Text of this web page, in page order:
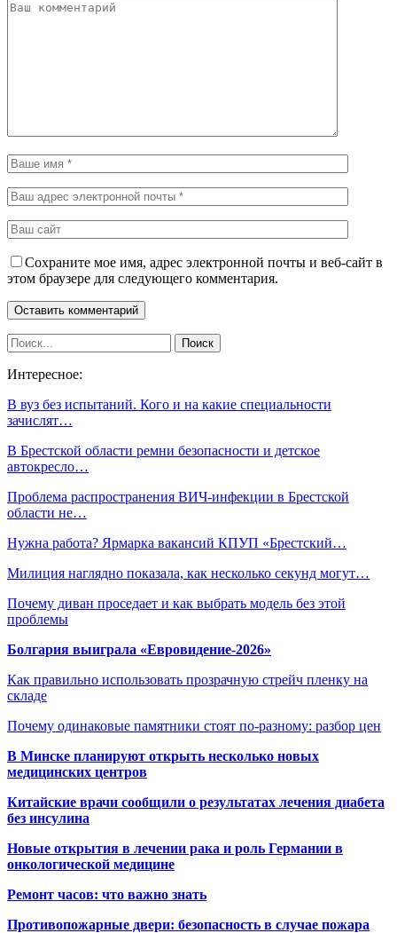
Сохраните мое имя, адрес электронной почты и веб-сайт в
этом браузере для следующего комментария.
Интересное:
В вуз без испытаний. Кого и на какие специальности
зачислят…
В Брестской области ремни безопасности и детское
автокресло…
Проблема распространения ВИЧ-инфекции в Брестской
области не…
Нужна работа? Ярмарка вакансий КПУП «Брестский…
Милиция наглядно показала, как несколько секунд могут…
Почему диван проседает и как выбрать модель без этой
проблемы
Болгария выиграла «Евровидение-2026»
Как правильно использовать прозрачную стрейч пленку на
складе
Почему одинаковые памятники стоят по-разному: разбор цен
В Минске планируют открыть несколько новых
медицинских центров
Китайские врачи сообщили о результатах лечения диабета
без инсулина
Новые открытия в лечении рака и роль Германии в
онкологической медицине
Ремонт часов: что важно знать
Противопожарные двери: безопасность в случае пожара